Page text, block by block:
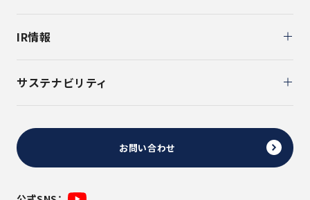
IR情報
サステナビリティ
お問い合わせ